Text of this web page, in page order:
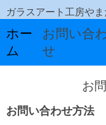
ガラスアート工房やま
ホー
ム
お問い合
せ
お
お問い合わせ方法